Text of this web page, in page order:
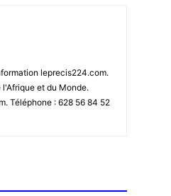
leprecis224.com.
et du Monde.
Téléphone : 628 56 84 52